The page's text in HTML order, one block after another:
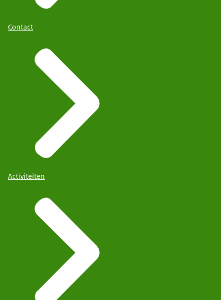
Contact
Activiteiten